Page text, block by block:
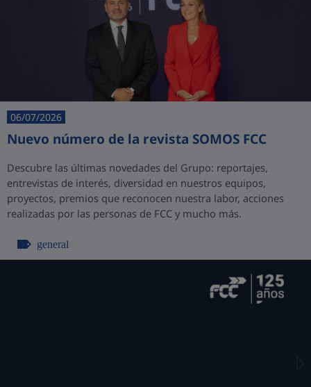
06/07/2026
Nuevo número de la revista SOMOS FCC
Descubre las últimas novedades del Grupo: reportajes,
entrevistas de interés, diversidad en nuestros equipos,
proyectos, premios que reconocen nuestra labor, acciones
realizadas por las personas de FCC y mucho más.
general